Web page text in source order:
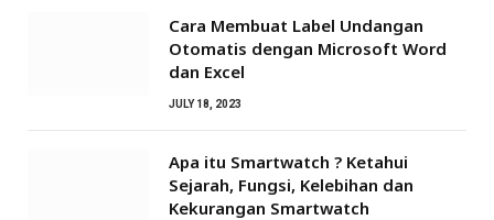
Cara Membuat Label Undangan
Otomatis dengan Microsoft Word
dan Excel
JULY 18, 2023
Apa itu Smartwatch ? Ketahui
Sejarah, Fungsi, Kelebihan dan
Kekurangan Smartwatch